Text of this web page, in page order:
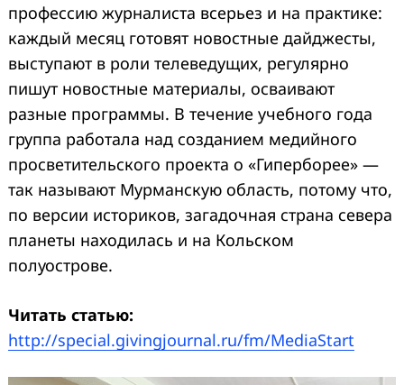
профессию журналиста всерьез и на практике:
каждый месяц готовят новостные дайджесты,
выступают в роли телеведущих, регулярно
пишут новостные материалы, осваивают
разные программы. В течение учебного года
группа работала над созданием медийного
просветительского проекта о «Гиперборее» —
так называют Мурманскую область, потому что,
по версии историков, загадочная страна севера
планеты находилась и на Кольском
полуострове.
Читать статью:
http://special.givingjournal.ru/fm/MediaStart